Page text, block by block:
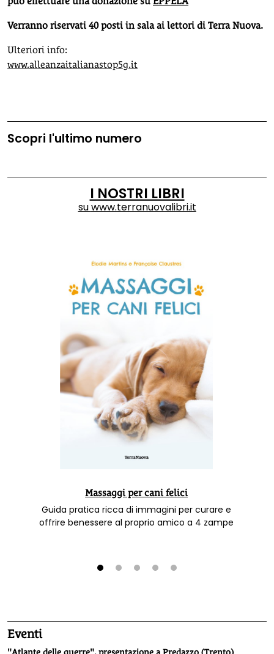
Verranno riservati 40 posti in sala ai lettori di Terra Nuova.
Ulteriori info:
www.alleanzaitalianastop5g.it
Scopri l'ultimo numero
I NOSTRI LIBRI
suwww.terranuovalibri.it
Massaggi per cani felici
Guida pratica ricca di immagini per curare e
offrire benessere al proprio amico a 4 zampe
Eventi